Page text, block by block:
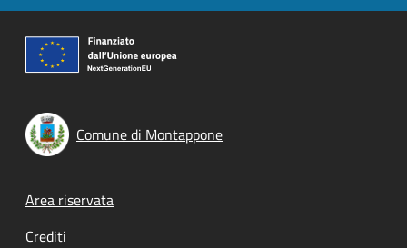
Comune di Montappone
Footer menu
Area riservata
Crediti